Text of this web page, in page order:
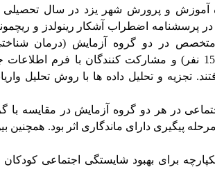
در دو گروه آزمایش (درمان
و مشارکت کنندگان با فرم
تجزیه و تحلیل داده ها با روش تحلیل
در هر دو گروه آزمایش در مقایسه با
پیگیری دارای ماندگاری اثر بود. همچنین
برای بهبود شایستگی اجتماعی